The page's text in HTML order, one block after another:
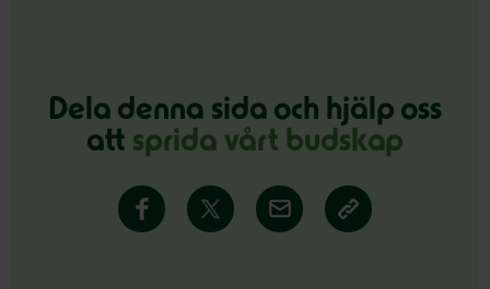
Dela denna sida och hjälp oss
att sprida vårt budskap